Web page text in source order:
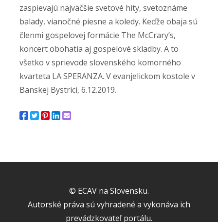
zaspievajú najväčšie svetové hity, svetoznáme
balady, vianočné piesne a koledy. Keďže obaja sú
členmi gospelovej formácie The McCrary’s,
koncert obohatia aj gospelové skladby. A to
všetko v sprievode slovenského komorného
kvarteta LA SPERANZA. V evanjelickom kostole v
Banskej Bystrici, 6.12.2019.
© ECAV na Slovensku.
Autorské práva sú vyhradené a vykonáva ich
prevádzkovateľ portálu.